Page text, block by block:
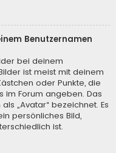
Benutzernamen
bei deinem
ist meist mit deinem
oder Punkte, die
im Forum angeben. Das
„Avatar“ bezeichnet. Es
persönliches Bild,
ist.